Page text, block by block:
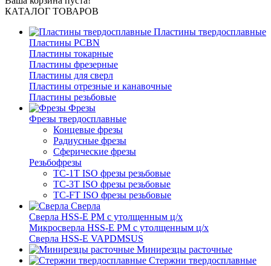
КАТАЛОГ ТОВАРОВ
Пластины твердосплавные
Пластины PCBN
Пластины токарные
Пластины фрезерные
Пластины для сверл
Пластины отрезные и канавочные
Пластины резьбовые
Фрезы
Фрезы твердосплавные
Концевые фрезы
Радиусные фрезы
Сферические фрезы
Резьбофрезы
TC-1T ISO фрезы резьбовые
TC-3T ISO фрезы резьбовые
TC-FT ISO фрезы резьбовые
Сверла
Cверла HSS-E PM c утолщенным ц/х
Микросверла HSS-E PM c утолщенным ц/х
Сверла HSS-E VAPDMSUS
Минирезцы расточные
Cтержни твердосплавные